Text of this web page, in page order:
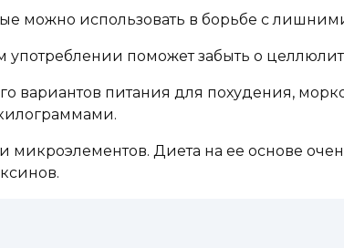
можно использовать в борьбе с
поможет забыть о
вариантов питания для похудения,
Диета на ее основе